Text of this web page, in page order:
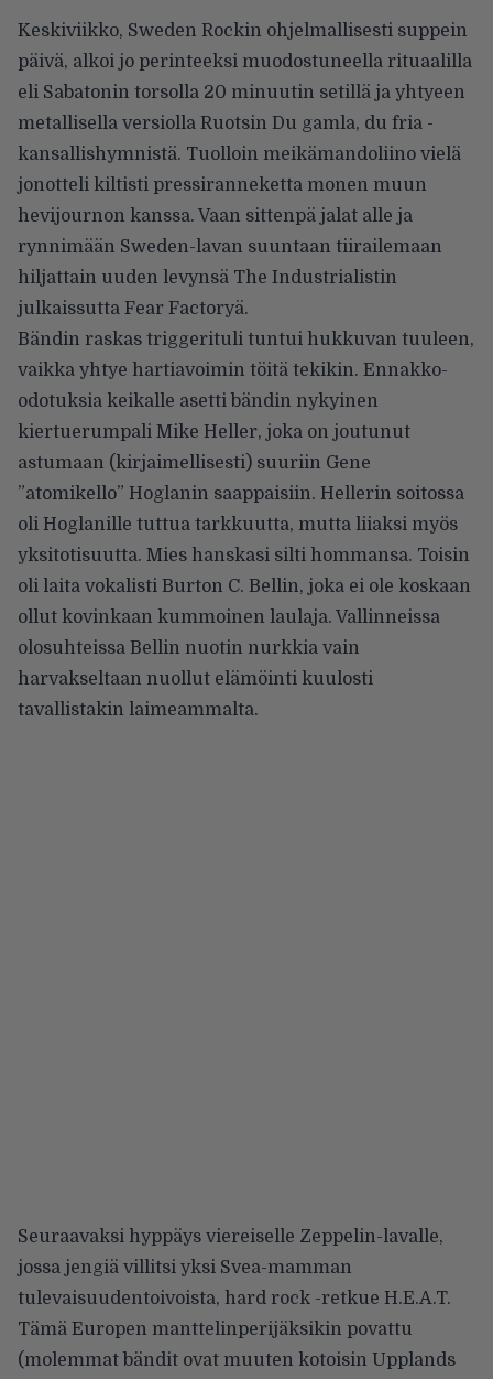
Keskiviikko, Sweden Rockin ohjelmallisesti suppein
päivä, alkoi jo perinteeksi muodostuneella rituaalilla
eli Sabatonin torsolla 20 minuutin setillä ja yhtyeen
metallisella versiolla Ruotsin Du gamla, du fria -
kansallishymnistä. Tuolloin meikämandoliino vielä
jonotteli kiltisti pressiranneketta monen muun
hevijournon kanssa. Vaan sittenpä jalat alle ja
rynnimään Sweden-lavan suuntaan tiirailemaan
hiljattain uuden levynsä The Industrialistin
julkaissutta Fear Factoryä.
Bändin raskas triggerituli tuntui hukkuvan tuuleen,
vaikka yhtye hartiavoimin töitä tekikin. Ennakko-
odotuksia keikalle asetti bändin nykyinen
kiertuerumpali Mike Heller, joka on joutunut
astumaan (kirjaimellisesti) suuriin Gene
”atomikello” Hoglanin saappaisiin. Hellerin soitossa
oli Hoglanille tuttua tarkkuutta, mutta liiaksi myös
yksitotisuutta. Mies hanskasi silti hommansa. Toisin
oli laita vokalisti Burton C. Bellin, joka ei ole koskaan
ollut kovinkaan kummoinen laulaja. Vallinneissa
olosuhteissa Bellin nuotin nurkkia vain
harvakseltaan nuollut elämöinti kuulosti
tavallistakin laimeammalta.
Seuraavaksi hyppäys viereiselle Zeppelin-lavalle,
jossa jengiä villitsi yksi Svea-mamman
tulevaisuudentoivoista, hard rock -retkue H.E.A.T.
Tämä Europen manttelinperijäksikin povattu
(molemmat bändit ovat muuten kotoisin Upplands